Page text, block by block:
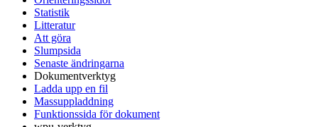
Statistik
Litteratur
Att göra
Slumpsida
Senaste ändringarna
Dokumentverktyg
Ladda upp en fil
Massuppladdning
Funktionssida för dokument